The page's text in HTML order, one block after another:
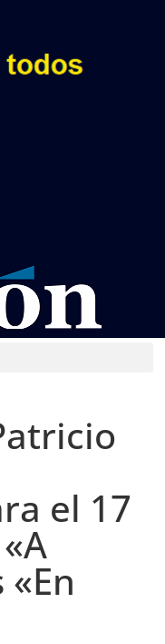
el 17